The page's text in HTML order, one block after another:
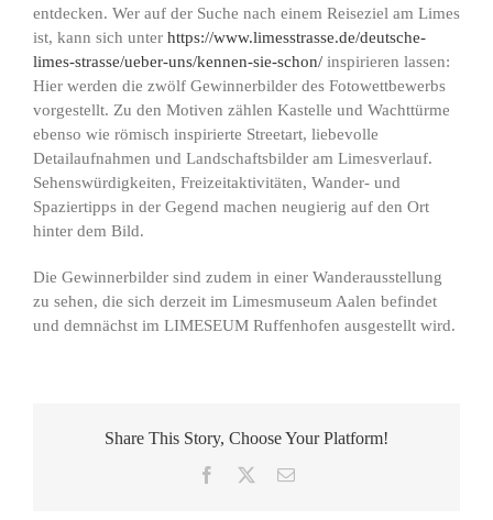
entdecken. Wer auf der Suche nach einem Reiseziel am Limes
ist, kann sich unter https://www.limesstrasse.de/deutsche-
limes-strasse/ueber-uns/kennen-sie-schon/ inspirieren lassen:
Hier werden die zwölf Gewinnerbilder des Fotowettbewerbs
vorgestellt. Zu den Motiven zählen Kastelle und Wachttürme
ebenso wie römisch inspirierte Streetart, liebevolle
Detailaufnahmen und Landschaftsbilder am Limesverlauf.
Sehenswürdigkeiten, Freizeitaktivitäten, Wander- und
Spaziertipps in der Gegend machen neugierig auf den Ort
hinter dem Bild.
Die Gewinnerbilder sind zudem in einer Wanderausstellung
zu sehen, die sich derzeit im Limesmuseum Aalen befindet
und demnächst im LIMESEUM Ruffenhofen ausgestellt wird.
Share This Story, Choose Your Platform!
Facebook
E-